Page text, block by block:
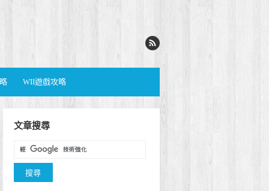
WII遊戲攻略
文章搜尋